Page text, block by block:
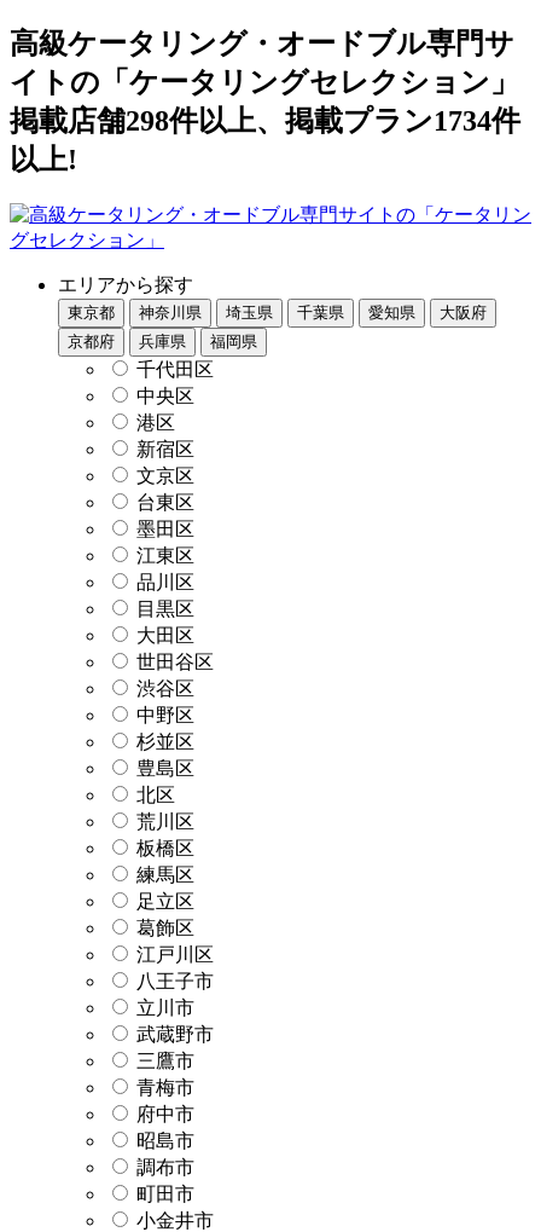
高級ケータリング・オードブル専門サ
イトの「ケータリングセレクション」
掲載店舗298件以上、掲載プラン1734件
以上!
エリアから探す
東京都 神奈川県 埼玉県 千葉県 愛知県
大阪府
京都府
兵庫県 福岡県
千代田区
中央区
港区
新宿区
文京区
台東区
墨田区
江東区
品川区
目黒区
大田区
世田谷区
渋谷区
中野区
杉並区
豊島区
北区
荒川区
板橋区
練馬区
足立区
葛飾区
江戸川区
八王子市
立川市
武蔵野市
三鷹市
青梅市
府中市
昭島市
調布市
町田市
小金井市